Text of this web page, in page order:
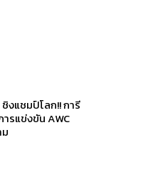
งแชมป์โลก!! การี
รแข่งขัน AWC